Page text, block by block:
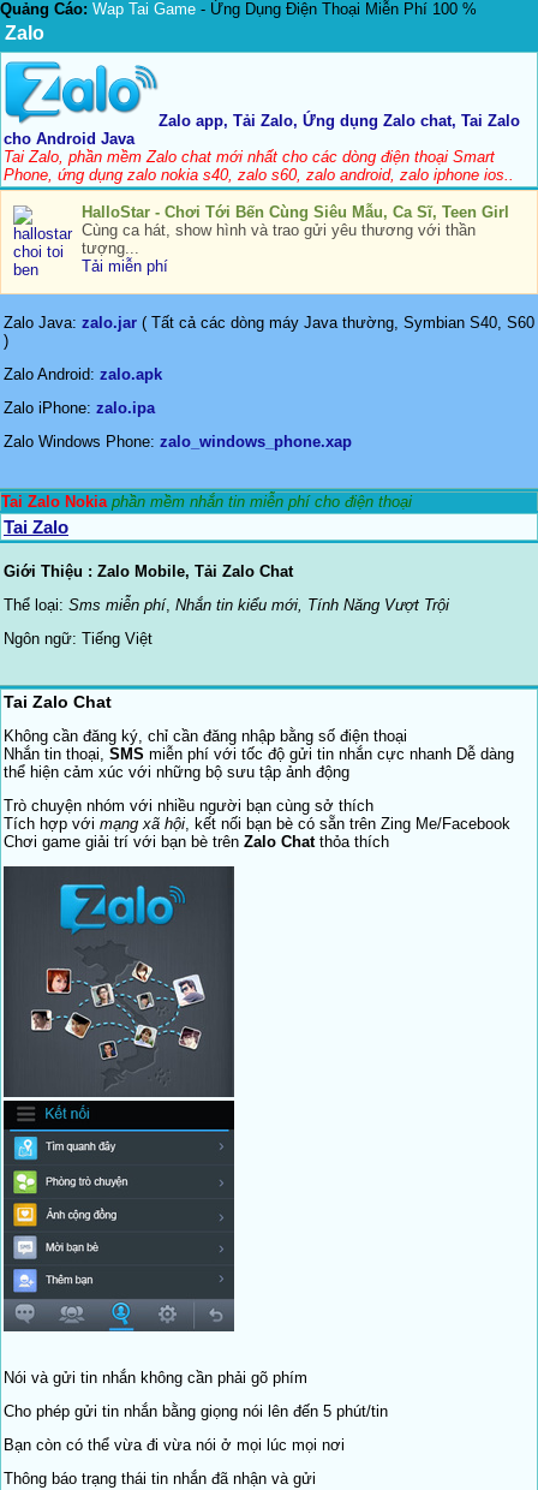
Quảng Cáo: Wap Tai Game - Ứng Dụng Điện Thoại Miễn Phí 100 %
Zalo
Zalo app, Tải Zalo, Ứng dụng Zalo chat, Tai Zalo
cho Android Java
Tai Zalo, phần mềm Zalo chat mới nhất cho các dòng điện thoại Smart
Phone, ứng dụng zalo nokia s40, zalo s60, zalo android, zalo iphone ios..
HalloStar - Chơi Tới Bến Cùng Siêu Mẫu, Ca Sĩ, Teen Girl
Cùng ca hát, show hình và trao gửi yêu thương với thần
tượng...
Tải miễn phí
Zalo Java: zalo.jar ( Tất cả các dòng máy Java thường, Symbian S40, S60
)
Zalo Android: zalo.apk
Zalo iPhone: zalo.ipa
Zalo Windows Phone: zalo_windows_phone.xap
Tai Zalo Nokiaphần mềm nhắn tin miễn phí cho điện thoại
Tai Zalo
Giới Thiệu : Zalo Mobile, Tải Zalo Chat
Thể loại: Sms miễn phí, Nhắn tin kiểu mới, Tính Năng Vượt Trội
Ngôn ngữ: Tiếng Việt
Tai Zalo Chat
Không cần đăng ký, chỉ cần đăng nhập bằng số điện thoại
Nhắn tin thoại, SMS miễn phí với tốc độ gửi tin nhắn cực nhanh Dễ dàng
thể hiện cảm xúc với những bộ sưu tập ảnh động
Trò chuyện nhóm với nhiều người bạn cùng sở thích
Tích hợp với mạng xã hội, kết nối bạn bè có sẵn trên Zing Me/Facebook
Chơi game giải trí với bạn bè trên Zalo Chatthỏa thích
Nói và gửi tin nhắn không cần phải gõ phím
Cho phép gửi tin nhắn bằng giọng nói lên đến 5 phút/tin
Bạn còn có thể vừa đi vừa nói ở mọi lúc mọi nơi
Thông báo trạng thái tin nhắn đã nhận và gửi